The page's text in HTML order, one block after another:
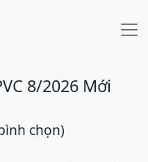
8/2026 Mới
chọn)